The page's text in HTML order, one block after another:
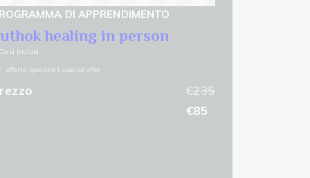
DI APPRENDIMENTO
healing in person
inclusi
offerta speciale | special offer
€235
€85